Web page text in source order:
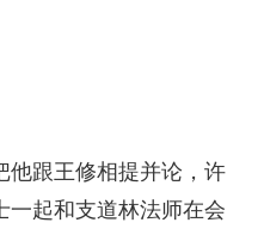
他跟王修相提并论，许
一起和支道林法师在会